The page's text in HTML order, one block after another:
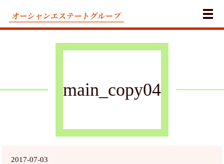
メ
main_copy04
2017-07-03